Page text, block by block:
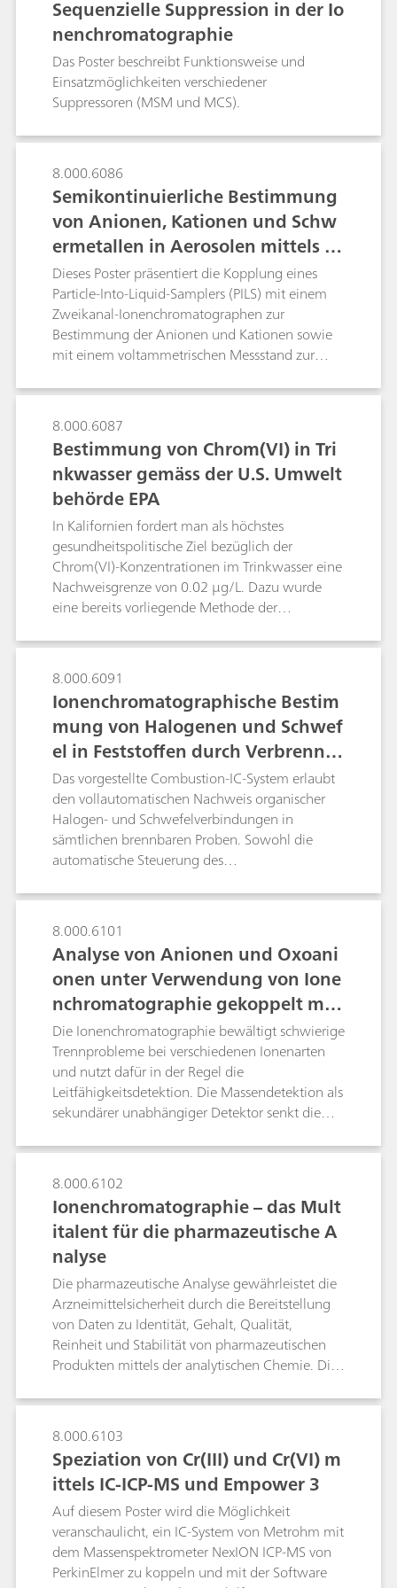
Sequenzielle Suppression in der Io
nenchromatographie
Das Poster beschreibt Funktionsweise und
Einsatzmöglichkeiten verschiedener
Suppressoren (MSM und MCS).
8.000.6086
Semikontinuierliche Bestimmung
von Anionen, Kationen und Schw
ermetallen in Aerosolen mittels PI
LS-IC-VA
Dieses Poster präsentiert die Kopplung eines
Particle-Into-Liquid-Samplers (PILS) mit einem
Zweikanal-Ionenchromatographen zur
Bestimmung der Anionen und Kationen sowie
mit einem voltammetrischen Messstand zur
Leistungsstärke der PILS-IC-VA-Methode wurde
anhand von Aerosolproben aus Herisau
(Schweiz) demonstriert. Das Abrennen von
Wunderkerzen, die zuvor mit
Schwermetallsalzen angereichert wurden,
simulierte die Verschmutzungsereignisse.
8.000.6087
Bestimmung von Chrom(VI) in Tri
nkwasser gemäss der U.S. Umwelt
behörde EPA
In Kalifornien fordert man als höchstes
gesundheitspolitische Ziel bezüglich der
Chrom(VI)-Konzentrationen im Trinkwasser eine
Nachweisgrenze von 0.02 µg/L. Dazu wurde
eine bereits vorliegende Methode der
dahingehend optimiert, dass eine
Nachweisgrenze von 0.01 µg/L Chrom(VI)
erzielt wurde.
8.000.6091
Ionenchromatographische Bestim
mung von Halogenen und Schwef
el in Feststoffen durch Verbrennu
ng als Inline-Probenvorbereitung
Das vorgestellte Combustion-IC-System erlaubt
den vollautomatischen Nachweis organischer
Halogen- und Schwefelverbindungen in
sämtlichen brennbaren Proben. Sowohl die
automatische Steuerung des
Flammensensor als auch das professionelle
Liquid Handling garantieren höchste Präzision
und Richtigkeit. Dieses Poster beschreibt die
Bestimmung des Halogen- und Schwefelgehalts
in einem zertifizierten Polymerstandard, einem
Kohlereferenzmaterial sowie Latex- und
Vinylhandschuhen.
8.000.6101
Analyse von Anionen und Oxoani
onen unter Verwendung von Ione
nchromatographie gekoppelt mit
Massenspektrometrie (IC-MS)
Die Ionenchromatographie bewältigt schwierige
Trennprobleme bei verschiedenen Ionenarten
und nutzt dafür in der Regel die
Leitfähigkeitsdetektion. Die Massendetektion als
sekundärer unabhängiger Detektor senkt die
Identität von Analyten selbst dann, wenn diese
koeluieren. Dieses Poster beschreibt, wie die
Kombination aus IC-MS und automatisierten
Probenvorbereitungstechniken die Analyse von
Anionen und Oxoanionen in anspruchsvollen
Probenmatrizen wie Erde oder
Explosionsrückständen meistert.
8.000.6102
Ionenchromatographie – das Mult
italent für die pharmazeutische A
nalyse
Die pharmazeutische Analyse gewährleistet die
Arzneimittelsicherheit durch die Bereitstellung
von Daten zu Identität, Gehalt, Qualität,
Reinheit und Stabilität von pharmazeutischen
Produkten mittels der analytischen Chemie. Die
Spektrum an Anwendungen für die
Qualitätskontrolle, Überwachung und
Verbesserung der Arzneimittelherstellung in
Übereinstimmung mit dem Arzneibuch.Als
äusserst präzise und vielseitige Methode erfüllt
die IC die Anforderungen vieler
pharmazeutischer Anwendungen. Die IC ist eine
vom amerikanischen Arzneimittelbuch USP
anerkannte Standardmethode zur Bestimmung
8.000.6103
Speziation von Cr(III) und Cr(VI) m
ittels IC-ICP-MS und Empower 3
Auf diesem Poster wird die Möglichkeit
veranschaulicht, ein IC-System von Metrohm mit
dem Massenspektrometer NexION ICP-MS von
PerkinElmer zu koppeln und mit der Software